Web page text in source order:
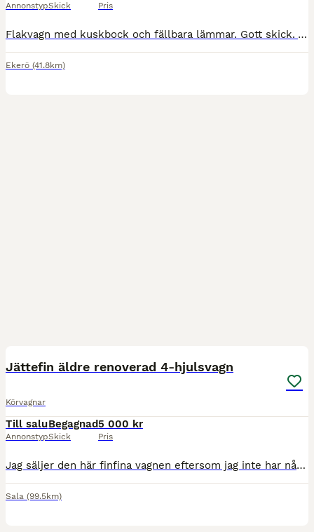
AnnonstypSkick Pris
Flakvagn med kuskbock och fällbara lämmar. Gott skick. Vagnens mått i m: 3.70 (L) x 1.36 (B) Flakplan med uppfällda lämmar 1.25(B) x 2.37(L) Lämmhöjd 0.30(H) Från mark till flakplan 0.70(H) Någ
Ekerö (41.8km)
Jättefin äldre renoverad 4-hjulsvagn
Körvagnar
Till salu
Annonstyp
Begagnad
Skick
5 000 kr
Pris
Jag säljer den här finfina vagnen eftersom jag inte har några ponnyer kvar. Förra sommaren körde vi ett shettispar med den. Men för shettis i enbet är den för stor o tung. Men för par var den finfin!
Sala (99.5km)